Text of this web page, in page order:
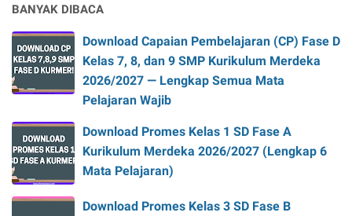
BANYAK DIBACA
Download Capaian Pembelajaran (CP) Fase D
Kelas 7, 8, dan 9 SMP Kurikulum Merdeka
2026/2027 — Lengkap Semua Mata
Pelajaran Wajib
Download Promes Kelas 1 SD Fase A
Kurikulum Merdeka 2026/2027 (Lengkap 6
Mata Pelajaran)
Download Promes Kelas 3 SD Fase B